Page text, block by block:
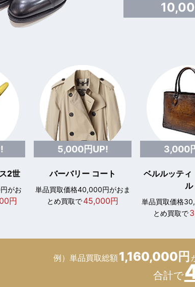
2世
がお
円
5,000円UP!
バーバリー コート
単品買取価格40,000円がおま
とめ買取で45,000円
3,000
ベルルッティ
ル
単品買取価格
とめ買取で
例）単品買取総額1,160,000円
合計で